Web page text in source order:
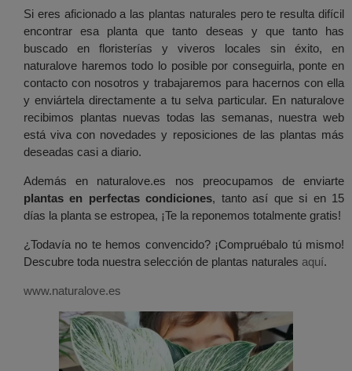
Si eres aficionado a las plantas naturales pero te resulta difícil
encontrar esa planta que tanto deseas y que tanto has
buscado en floristerías y viveros locales sin éxito, en
naturalove haremos todo lo posible por conseguirla, ponte en
contacto con nosotros y trabajaremos para hacernos con ella
y enviártela directamente a tu selva particular. En naturalove
recibimos plantas nuevas todas las semanas, nuestra web
está viva con novedades y reposiciones de las plantas más
deseadas casi a diario.
Además en naturalove.es nos preocupamos de enviarte
plantas en perfectas condiciones, tanto así que si en 15
días la planta se estropea, ¡Te la reponemos totalmente gratis!
¿Todavía no te hemos convencido? ¡Compruébalo tú mismo!
Descubre toda nuestra selección de plantas naturales aquí.
www.naturalove.es